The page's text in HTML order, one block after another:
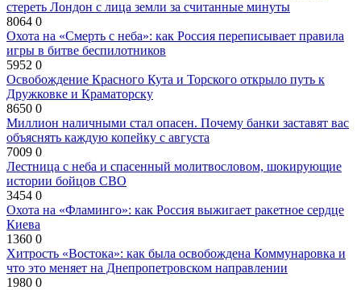
стереть Лондон с лица земли за считанные минуты
8064 0
Охота на «Смерть с неба»: как Россия переписывает правила
игры в битве беспилотников
5952 0
Освобождение Красного Кута и Торского открыло путь к
Дружковке и Краматорску
8650 0
Миллион наличными стал опасен. Почему банки заставят вас
объяснять каждую копейку с августа
7009 0
Лестница с неба и спасенный молитвословом, шокирующие
истории бойцов СВО
3454 0
Охота на «Фламинго»: как Россия выжигает ракетное сердце
Киева
1360 0
Хитрость «Востока»: как была освобождена Коммунаровка и
что это меняет на Днепропетровском направлении
1980 0